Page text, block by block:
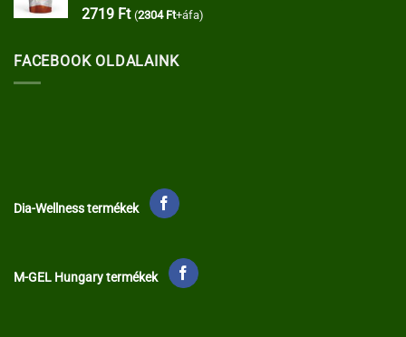
2719 Ft (2304 Ft+áfa)
FACEBOOK OLDALAINK
Dia-Wellness termékek
M-GEL Hungary termékek